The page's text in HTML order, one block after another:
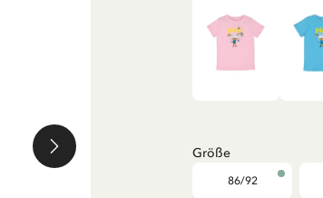
Größe
86/92